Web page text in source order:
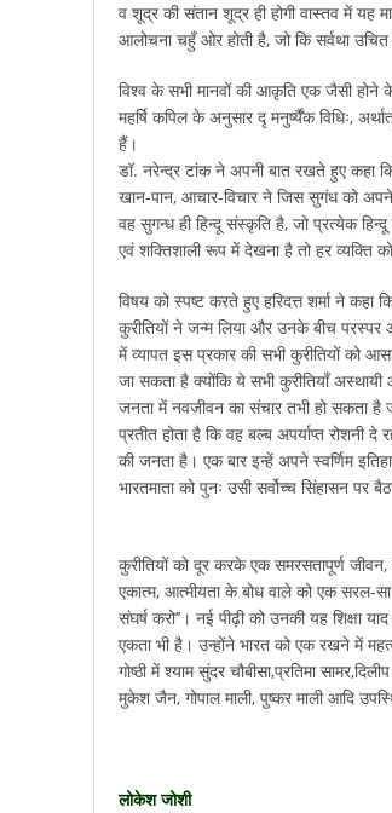
व शूद्र की संतान शूद्र ही होगी वास्तव में यह
आलोचना चहुँ ओर होती है, जो कि सर्वथा उचित
विश्व के सभी मानवों की आकृति एक जैसी होने
महर्षि कपिल के अनुसार दृ मनुर्ष्यैंक विधिः,
हैं।
डॉ. नरेन्द्र टांक ने अपनी बात रखते हुए कहा
खान-पान, आचार-विचार ने जिस सुगंध को
वह सुगन्ध ही हिन्दू संस्कृति है, जो प्रत्येक
एवं शक्तिशाली रूप में देखना है तो हर व्यक्ति
विषय को स्पष्ट करते हुए हरिदत्त शर्मा ने
कुरीतियों ने जन्म लिया और उनके बीच परस्पर
में व्यापत इस प्रकार की सभी कुरीतियों को
जा सकता है क्योंकि ये सभी कुरीतियाँ
जनता में नवजीवन का संचार तभी हो सकता
प्रतीत होता है कि वह बल्ब अपर्याप्त रोशनी
की जनता है। एक बार इन्हें अपने स्वर्णिम
भारतमाता को पुनः उसी सर्वोच्च सिंहासन
कुरीतियों को दूर करके एक समरसतापूर्ण
एकात्म, आत्मीयता के बोध वाले को एक सरल-
संघर्ष करो’’। नई पीढ़ी को उनकी यह शिक्षा
एकता भी है। उन्होंने भारत को एक रखने में
गोष्ठी में श्याम सुंदर चौबीसा,प्रतिमा
मुकेश जैन, गोपाल माली, पुष्कर माली आदि
लोकेश जोशी